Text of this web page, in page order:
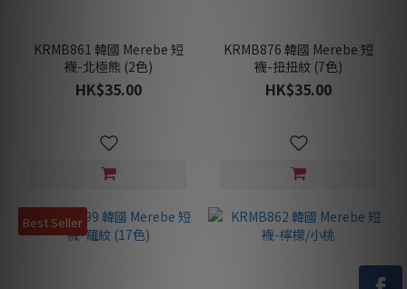
KRMB861 韓國 Merebe 短
襪-北極熊 (2色)
HK$35.00
KRMB876 韓國 Merebe 短
襪-扭扭紋 (7色)
HK$35.00
Best Seller